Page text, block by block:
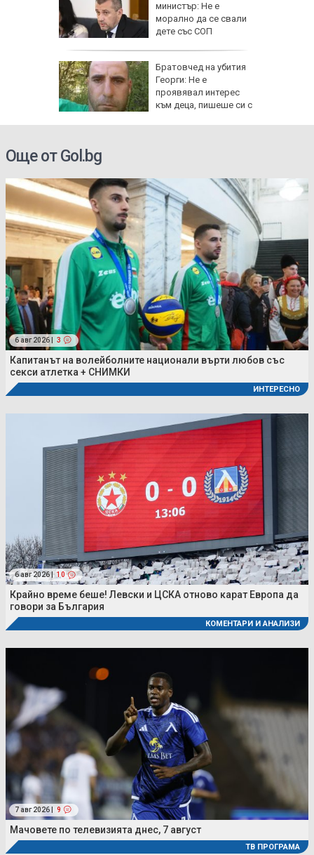
министър: Не е
морално да се свали
дете със СОП
Братовчед на убития
Георги: Не е
проявявал интерес
към деца, пишеше си с
Още от Gol.bg
6 авг 2026 | 3
Капитанът на волейболните национали върти любов със
секси атлетка + СНИМКИ
ИНТЕРЕСНО
6 авг 2026 | 10
Крайно време беше! Левски и ЦСКА отново карат Европа да
говори за България
КОМЕНТАРИ И АНАЛИЗИ
7 авг 2026 | 9
Мачовете по телевизията днес, 7 август
ТВ ПРОГРАМА